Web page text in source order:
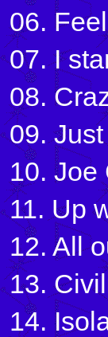
06.
07. I
08.
09.
10. Joe
11. Up
12. All
13.
14.